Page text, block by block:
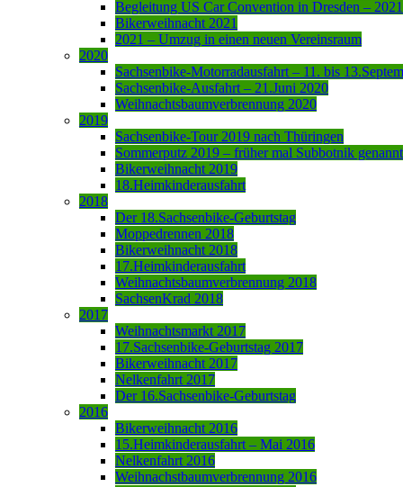
Begleitung US Car Convention in Dresden – 2021
Bikerweihnacht 2021
2021 – Umzug in einen neuen Vereinsraum
2020
Sachsenbike-Motorradausfahrt – 11. bis
Sachsenbike-Ausfahrt – 21.Juni 2020
Weihnachtsbaumverbrennung 2020
2019
Sachsenbike-Tour 2019 nach Thüringen
Sommerputz 2019 – früher mal Subbotnik genannt
Bikerweihnacht 2019
18.Heimkinderausfahrt
2018
Der 18.Sachsenbike-Geburtstag
Moppedrennen 2018
Bikerweihnacht 2018
17.Heimkinderausfahrt
Weihnachtsbaumverbrennung 2018
SachsenKrad 2018
2017
Weihnachtsmarkt 2017
17.Sachsenbike-Geburtstag 2017
Bikerweihnacht 2017
Nelkenfahrt 2017
Der 16.Sachsenbike-Geburtstag
2016
Bikerweihnacht 2016
15.Heimkinderausfahrt – Mai 2016
Nelkenfahrt 2016
Weihnachstbaumverbrennung 2016